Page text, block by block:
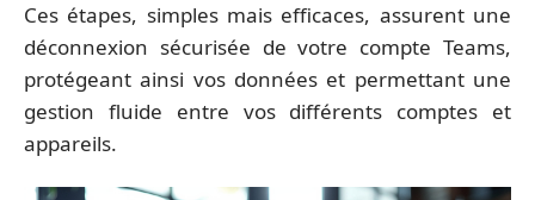
Ces étapes, simples mais efficaces, assurent une
déconnexion sécurisée de votre compte Teams,
protégeant ainsi vos données et permettant une
gestion fluide entre vos différents comptes et
appareils.